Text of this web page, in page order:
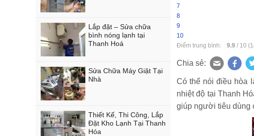
Lắp đặt – Sửa chữa
bình nóng lạnh tại
Thanh Hoá
Sửa Chữa Máy Giặt Tại
Nhà
Thiết Kế, Thi Công, Lắp
Đặt Kho Lạnh Tại Thanh
Hóa
7
8
9
10
Điểm trung bình:
9.9 / 10 (
Chia sẻ:
Có thể nói điều hòa
nhiệt độ tại Thanh
giúp người tiêu dùng